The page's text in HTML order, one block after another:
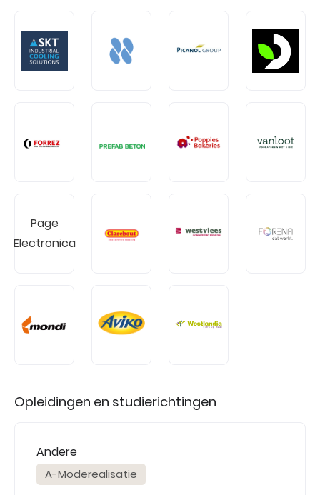
Page
Electronica
Opleidingen en studierichtingen
Andere
A-Moderealisatie